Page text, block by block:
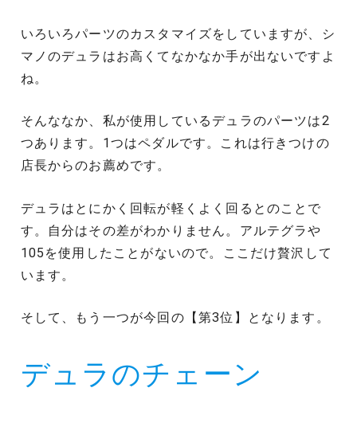
いろいろパーツのカスタマイズをしていますが、シ
マノのデュラはお高くてなかなか手が出ないですよ
ね。
そんななか、私が使用しているデュラのパーツは2
つあります。1つはペダルです。これは行きつけの
店長からのお薦めです。
デュラはとにかく回転が軽くよく回るとのことで
す。自分はその差がわかりません。アルテグラや
105を使用したことがないので。ここだけ贅沢して
います。
そして、もう一つが今回の【第3位】となります。
デュラのチェーン